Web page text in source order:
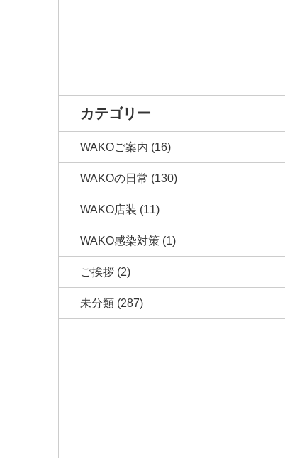
カテゴリー
WAKOご案内 (16)
WAKOの日常 (130)
WAKO店装 (11)
WAKO感染対策 (1)
ご挨拶 (2)
未分類 (287)